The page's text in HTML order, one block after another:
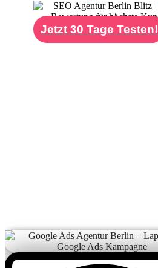
Jetzt 30 Tage Testen!